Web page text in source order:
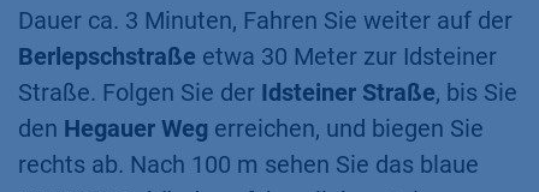
​Dauer ca. 3 Minuten, Fahren Sie weiter auf der
Berlepschstraße etwa 30 Meter zur Idsteiner
Straße. Folgen Sie der Idsteiner Straße, bis Sie
den Hegauer Weg erreichen, und biegen Sie
rechts ab. Nach 100 m sehen Sie das blaue